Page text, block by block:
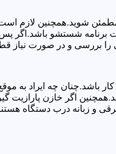
شوید.همچنین لازم
شستشو باشد.اگر
را بررسی و در صورت نیاز
باشد.چنان چه ایراد به
اگر خازن پارازیت
زبانه درب دستگاه